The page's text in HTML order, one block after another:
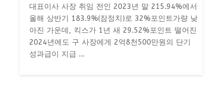
대표이사 사장 취임 전인 2023년 말 215.94%에서
올해 상반기 183.9%(잠정치)로 32%포인트가량 낮
아진 가운데, 킥스가 1년 새 29.52%포인트 떨어진
2024년에도 구 사장에게 2억8천500만원의 단기
성과급이 지급 ...